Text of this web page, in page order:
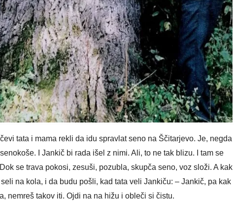
tata i mama rekli da idu spravlat seno na Ščitarjevo. Je, negda
I Jankič bi rada išel z nimi. Ali, to ne tak blizu. I tam se
se trava pokosi, zesuši, pozubla, skupča seno, voz složi. A kak
na kola, i da budu pošli, kad tata veli Jankiču: – Jankič, pa kak
nemreš takov iti. Ojdi na na hižu i obleči si čistu.